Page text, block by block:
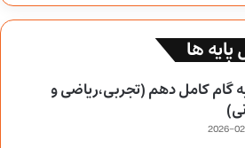
ها
گام کامل دهم (تجربی،ریاضی و
2026-